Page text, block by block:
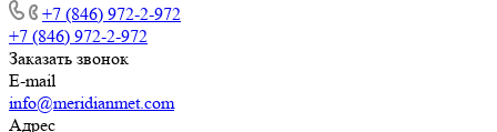
+7 (846) 972-2-972
+7 (846) 972-2-972
Заказать звонок
E-mail
info@meridianmet.com
Адрес